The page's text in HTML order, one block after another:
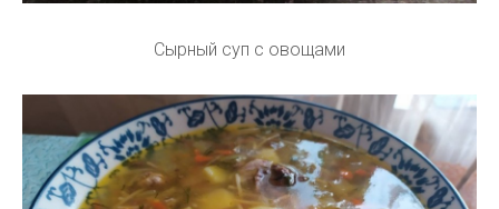
Сырный суп с овощами